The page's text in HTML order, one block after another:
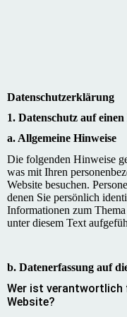
Daten­­schutz­­erklärung
1. Datenschutz auf
a. Allgemeine Hinweise
Die folgenden Hinweise
was mit Ihren
Website besuchen.
denen Sie persönlich
Informationen zum
unter diesem Text
b. Datenerfassung auf
Wer ist verantwortlich
Website?